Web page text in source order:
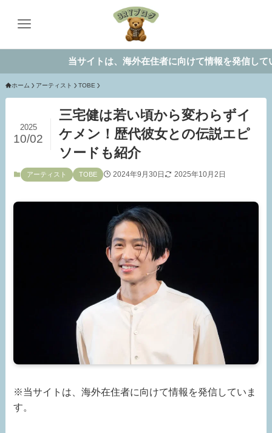
当サイトは、海外在住者に向けて情報を発信しています。
ホーム アーティスト TOBE
三宅健は若い頃から変わらずイ
ケメン！歴代彼女との伝説エピ
ソードも紹介
2025
10/02
アーティスト TOBE 2024年9月30日 2025年10月2日
※当サイトは、海外在住者に向けて情報を発信していま
す。